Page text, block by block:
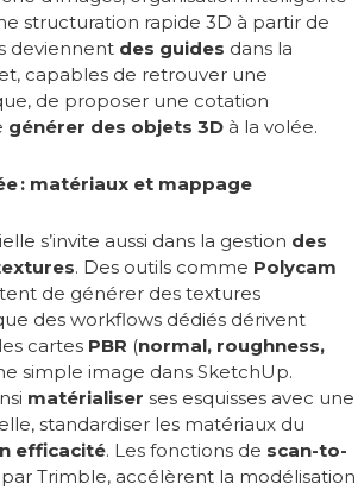
structuration rapide 3D à partir de
deviennent des guides dans la
capables de retrouver une
de proposer une cotation
générer des objets 3D à la volée.
: matériaux et mappage
s’invite aussi dans la gestion des
. Des outils comme Polycam
de générer des textures
des workflows dédiés dérivent
cartes PBR (normal, roughness,
simple image dans SketchUp.
matérialiser ses esquisses avec une
standardiser les matériaux du
efficacité. Les fonctions de scan-to-
Trimble, accélèrent la modélisation